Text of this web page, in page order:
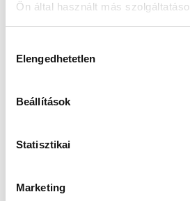
Ön által használt más
kiválasztása
Elengedhetetlen
Beállítások
Statisztikai
Marketing
Gyors szállítás
JUBE04504JWYGT/U Női